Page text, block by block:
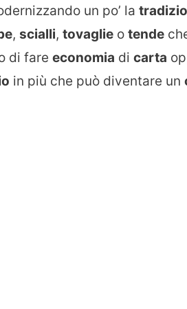
un po’ la
, scialli, tovaglie o tende
di fare economia di carta
in più che può diventare un